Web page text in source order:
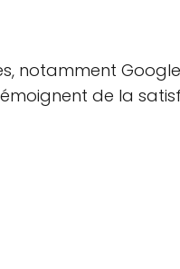
notamment Google
de la